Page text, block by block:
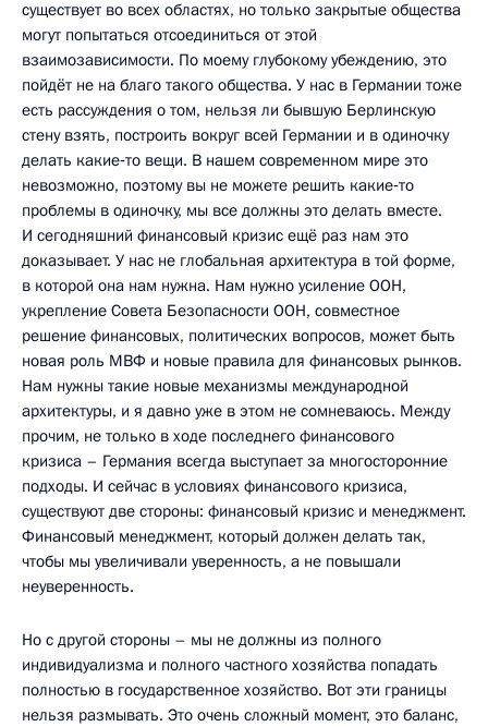
существует во всех областях, но только закрытые общества
могут попытаться отсоединиться от этой
взаимозависимости. По моему глубокому убеждению, это
пойдёт не на благо такого общества. У нас в Германии тоже
есть рассуждения о том, нельзя ли бывшую Берлинскую
стену взять, построить вокруг всей Германии и в одиночку
делать какие‑то вещи. В нашем современном мире это
невозможно, поэтому вы не можете решить какие‑то
проблемы в одиночку, мы все должны это делать вместе.
И сегодняшний финансовый кризис ещё раз нам это
доказывает. У нас не глобальная архитектура в той форме,
в которой она нам нужна. Нам нужно усиление ООН,
укрепление Совета Безопасности ООН, совместное
решение финансовых, политических вопросов, может быть
новая роль МВФ и новые правила для финансовых рынков.
Нам нужны такие новые механизмы международной
архитектуры, и я давно уже в этом не сомневаюсь. Между
прочим, не только в ходе последнего финансового
кризиса – Германия всегда выступает за многосторонние
подходы. И сейчас в условиях финансового кризиса,
существуют две стороны: финансовый кризис и менеджмент.
Финансовый менеджмент, который должен делать так,
чтобы мы увеличивали уверенность, а не повышали
неуверенность.
Но с другой стороны – мы не должны из полного
индивидуализма и полного частного хозяйства попадать
полностью в государственное хозяйство. Вот эти границы
нельзя размывать. Это очень сложный момент, это баланс,